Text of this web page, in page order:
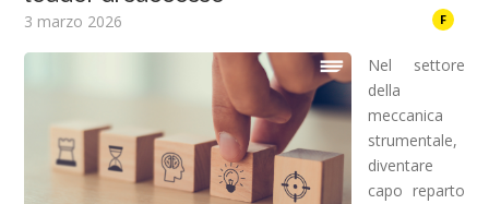
3 marzo 2026 F
Nel settore
della
meccanica
strumentale,
diventare
capo reparto